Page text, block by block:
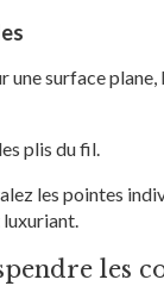
une surface
plis du fil.
les pointes
les